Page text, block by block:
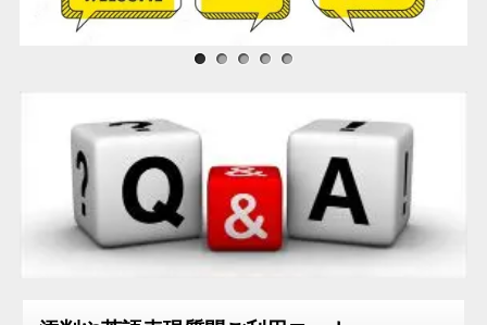
2020年01月
2018年04月
2018年01月
2016年12月
サンプル画像1
サンプル画像2
サンプル画像3